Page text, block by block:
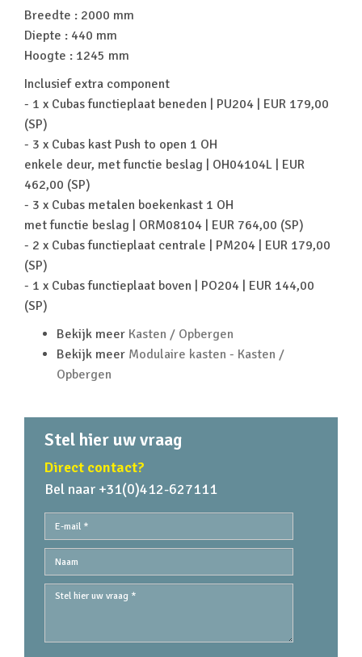
Breedte : 2000 mm
Diepte : 440 mm
Hoogte : 1245 mm
Inclusief extra component
- 1 x Cubas functieplaat beneden | PU204 | EUR 179,00
(SP)
- 3 x Cubas kast Push to open 1 OH
enkele deur, met functie beslag | OH04104L | EUR
462,00 (SP)
- 3 x Cubas metalen boekenkast 1 OH
met functie beslag | ORM08104 | EUR 764,00 (SP)
- 2 x Cubas functieplaat centrale | PM204 | EUR 179,00
(SP)
- 1 x Cubas functieplaat boven | PO204 | EUR 144,00
(SP)
Bekijk meer Kasten / Opbergen
Bekijk meer Modulaire kasten - Kasten /
Opbergen
Stel hier uw vraag
Direct contact?
Bel naar +31(0)412-627111